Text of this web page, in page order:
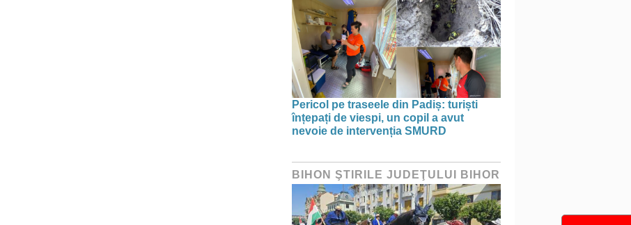
Pericol pe traseele din Padiș: turiști
înțepați de viespi, un copil a avut
nevoie de intervenția SMURD
BIHON ŞTIRILE JUDEŢULUI BIHOR